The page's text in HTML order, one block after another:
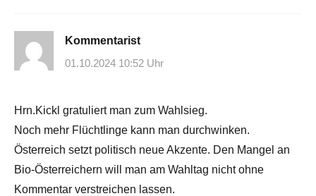
Kommentarist
01.10.2024 10:52 Uhr
Hrn.Kickl gratuliert man zum Wahlsieg.
Noch mehr Flüchtlinge kann man durchwinken.
Österreich setzt politisch neue Akzente. Den Mangel an
Bio-Österreichern will man am Wahltag nicht ohne
Kommentar verstreichen lassen.